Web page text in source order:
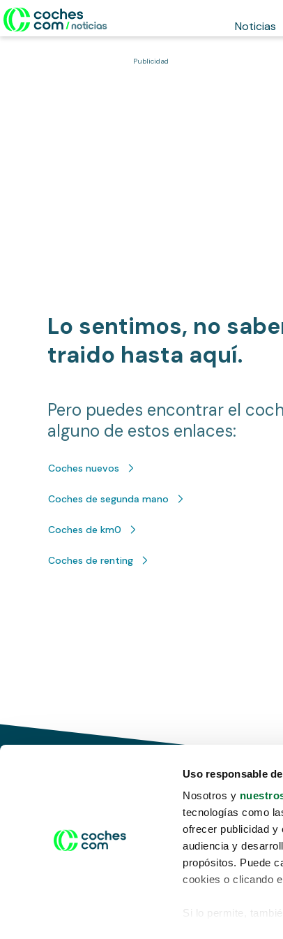
Uso responsable
Nosotros y
tecnologías como
ofrecer publicidad y
audiencia y
propósitos. Puede
cookies o clicando
Si lo permite,
Noticias
Publicidad
Lo sentimos, no
traido hasta aquí.
Pero puedes encontrar el
alguno de estos enlaces:
Coches nuevos
Coches de segunda mano
Coches de km0
Coches de renting
Conduce tu futuro,
desata tu movilidad